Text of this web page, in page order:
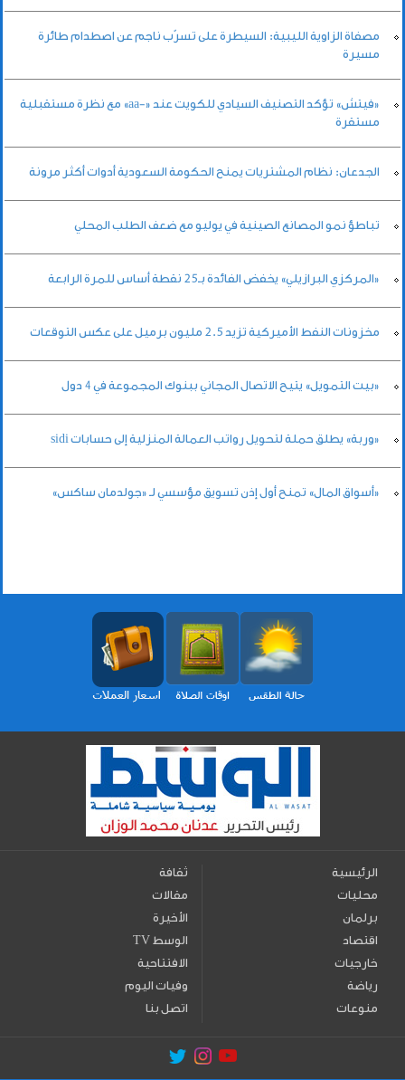
مصفاة الزاوية الليبية: السيطرة على تسرّب ناجم عن اصطدام طائرة
مسيرة
«فيتش» تؤكد التصنيف السيادي للكويت عند «-aa» مع نظرة مستقبلية
مستقرة
الجدعان: نظام المشتريات يمنح الحكومة السعودية أدوات أكثر مرونة
تباطؤ نمو المصانع الصينية في يوليو مع ضعف الطلب المحلي
«المركزي البرازيلي» يخفض الفائدة بـ25 نقطة أساس للمرة الرابعة
مخزونات النفط الأميركية تزيد 2.5 مليون برميل على عكس التوقعات
«بيت التمويل» يتيح الاتصال المجاني ببنوك المجموعة في 4 دول
«وربة» يطلق حملة لتحويل رواتب العمالة المنزلية إلى حسابات sidi
«أسواق المال» تمنح أول إذن تسويق مؤسسي لـ «جولدمان ساكس»
الرئيسية
محليات
برلمان
اقتصاد
خارجيات
رياضة
منوعات
ثقافة
مقالات
الأخيرة
TV الوسط
الافتتاحية
وفيات اليوم
اتصل بنا